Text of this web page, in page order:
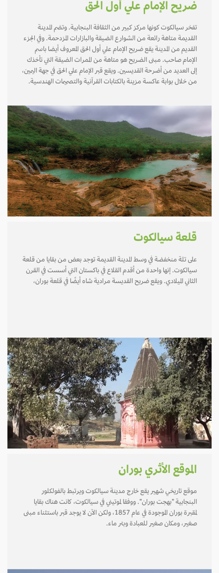
ضريح الإمام علي أول الحق
تفخر سيالكوت كونها مركز كبير من الثقافة البنجابية. وتضم المدينة
القديمة متاهة رائعة من الشوارع الضيقة والبازارات المزدحمة. وفي الجزء
القديم من المدينة يقع ضريح الإمام علي أول الحق المعروف أيضا باسم
الإمام صاحب. مبنى الضريح هو متاهة من الممرات الضيقة التي تأخذك
إلى العديد من أضرحة القديسين. ويقع قبر الإمام علي الحق في جهة اليمين،
من خلال بوابة عاكسة مزينة بالكتابات القرآنية والتصميمات الهندسية.
قلعة سيالكوت
على تلة منخفضة في وسط المدينة القديمة توجد بعض من بقايا من قلعة
سيالكوت. إنها واحدة من أقدم القلاع في باكستان التي أسست في القرن
الثاني الميلادي. ويقع ضريح القديسة مرادية شاه أيضًا في قلعة بوران،
الموقع الأثري بوران
موقع تاريخي شهير يقع خارج مدينة سيالكوت ويرتبط بالفولكلور
البنجابية "بهجت بوران". ووفقا لموتيني في سيالكوت، كانت هناك بقايا
لمقبرة بوران الموجودة في عام 1857، ولكن الآن لا يوجد قبر باستثناء مبنى
صغير، ومكان صغير للعبادة وبئر ماء.